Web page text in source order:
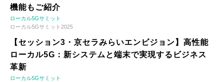
機能もご紹介
ローカル5Gサミット
ローカル5Gサミット2025
【セッション3・京セラみらいエンビジョン】高性能
ローカル5G：新システムと端末で実現するビジネス
革新
ローカル5Gサミット